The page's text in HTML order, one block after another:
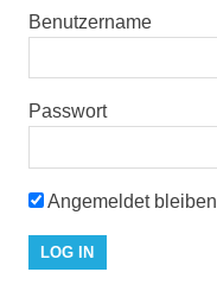
Benutzername
Passwort
Angemeldet bleiben